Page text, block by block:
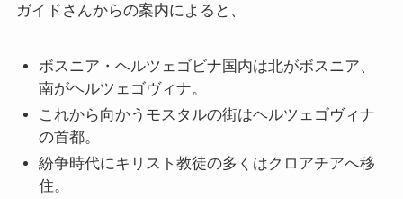
ガイドさんからの案内によると、
ボスニア・ヘルツェゴビナ国内は北がボスニア、
南がヘルツェゴヴィナ。
これから向かうモスタルの街はヘルツェゴヴィナ
の首都。
紛争時代にキリスト教徒の多くはクロアチアへ移
住。